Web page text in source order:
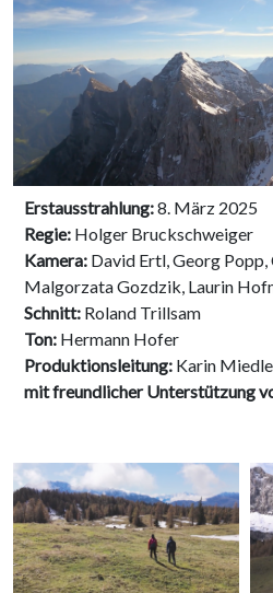
Erstausstrahlung:8. März 2025
Regie: Holger Bruckschweiger
Kamera: David Ertl, Georg Popp,
Malgorzata Gozdzik, Laurin
Schnitt: Roland Trillsam
Ton: Hermann Hofer
Produktionsleitung: Karin
mit freundlicher Unterstützung